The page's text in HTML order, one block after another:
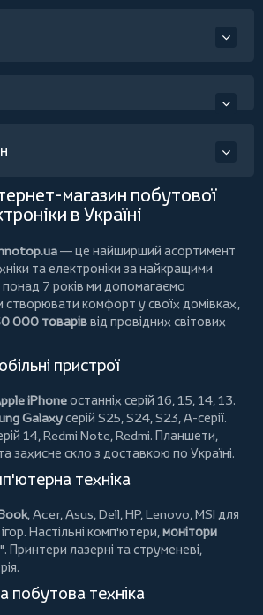
магазин побутової
в Україні
— це найширший асортимент
та електроніки за найкращими
понад 7 років ми допомагаємо
створювати комфорт у своїх домівках,
000 товаріввід провідних світових
пристрої
iPhoneостанніх серій 16, 15, 14, 13.
Galaxyсерій S25, S24, S23, A-серії.
14, Redmi Note, Redmi. Планшети,
захисне скло з доставкою по Україні.
техніка
,Acer,Asus,Dell,HP,Lenovo,MSI для
Настільні комп'ютери,монітори
Принтери лазерні та струменеві,
побутова техніка